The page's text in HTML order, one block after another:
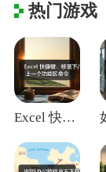
热门游戏
Excel 快捷键：移至下/上一个功能区